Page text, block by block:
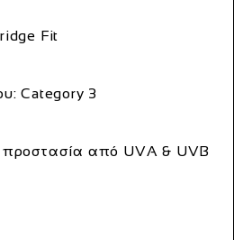
Fit
Category 3
προστασία από UVA & UVB